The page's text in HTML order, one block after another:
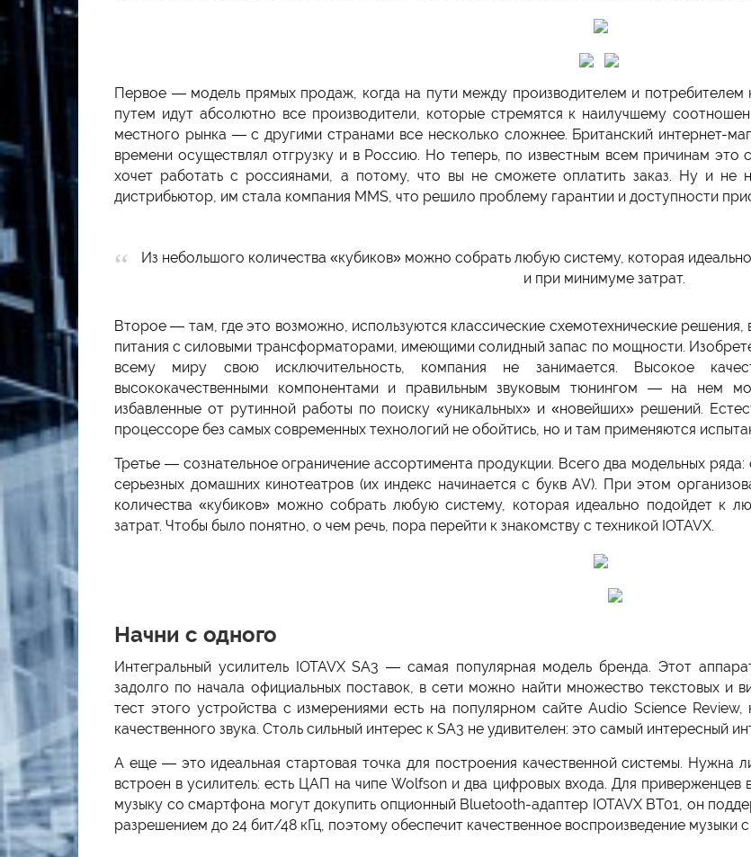
Первое — модель прямых продаж, когда на пути между производителем и потребителем
путем идут абсолютно все производители, которые стремятся к наилучшему
местного рынка — с другими странами все несколько сложнее. Британский интернет-
времени осуществлял отгрузку и в Россию. Но теперь, по известным всем причинам
хочет работать с россиянами, а потому, что вы не сможете оплатить заказ. Ну и
дистрибьютор, им стала компания MMS, что решило проблему гарантии и доступности
Из небольшого количества «кубиков» можно собрать любую систему, которая
и при минимуме затрат.
Второе — там, где это возможно, используются классические схемотехнические
питания с силовыми трансформаторами, имеющими солидный запас по мощности.
всему миру свою исключительность, компания не занимается. Высокое
высококачественными компонентами и правильным звуковым тюнингом — на нем
избавленные от рутинной работы по поиску «уникальных» и «новейших» решений.
процессоре без самых современных технологий не обойтись, но и там применяются
Третье — сознательное ограничение ассортимента продукции. Всего два модельных
серьезных домашних кинотеатров (их индекс начинается с букв AV). При этом
количества «кубиков» можно собрать любую систему, которая идеально подойдет к
затрат. Чтобы было понятно, о чем речь, пора перейти к знакомству с техникой IOTAVX.
Начни с одного
Интегральный усилитель IOTAVX SA3 — самая популярная модель бренда. Этот
задолго по начала официальных поставок, в сети можно найти множество текстовых и
тест этого устройства с измерениями есть на популярном сайте Audio Science
качественного звука. Столь сильный интерес к SA3 не удивителен: это самый интересный
А еще — это идеальная стартовая точка для построения качественной системы. Нужна
встроен в усилитель: есть ЦАП на чипе Wolfson и два цифровых входа. Для
музыку со смартфона могут докупить опционный Bluetooth-адаптер IOTAVX BT01, он
разрешением до 24 бит/48 кГц, поэтому обеспечит качественное воспроизведение музыки